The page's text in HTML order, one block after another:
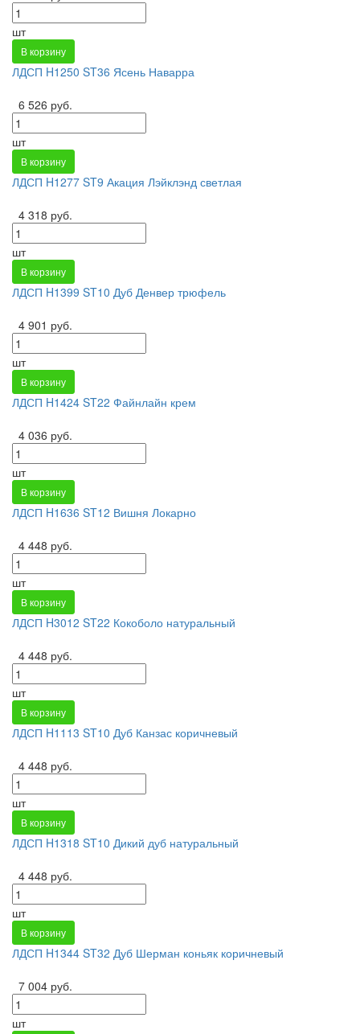
шт
В корзину
ЛДСП H1250 ST36 Ясень Наварра
6 526 руб.
шт
В корзину
ЛДСП H1277 ST9 Акация Лэйклэнд светлая
4 318 руб.
шт
В корзину
ЛДСП H1399 ST10 Дуб Денвер трюфель
4 901 руб.
шт
В корзину
ЛДСП H1424 ST22 Файнлайн крем
4 036 руб.
шт
В корзину
ЛДСП H1636 ST12 Вишня Локарно
4 448 руб.
шт
В корзину
ЛДСП H3012 ST22 Кокоболо натуральный
4 448 руб.
шт
В корзину
ЛДСП H1113 ST10 Дуб Канзас коричневый
4 448 руб.
шт
В корзину
ЛДСП H1318 ST10 Дикий дуб натуральный
4 448 руб.
шт
В корзину
ЛДСП H1344 ST32 Дуб Шерман коньяк коричневый
7 004 руб.
шт